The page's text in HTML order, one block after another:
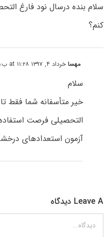
سلام بنده درسال نود فارغ
کنم؟
مهساخرداد ۴, ۱۳۹۷ at ۱۱:۲۸ ب٫ظ
سلام
خیر متأسفانه شما فقط
التحصیلی فرصت
آزمون استعدادهای
Leave A دیدگاه
دیدگاه